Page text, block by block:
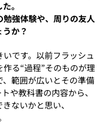
。
強体験や、周りの友人
か？
いです。以前フラッシュ
る“過程”そのものが理
範囲が広いとその準備
や教科書の内容から、
ないかと思い、